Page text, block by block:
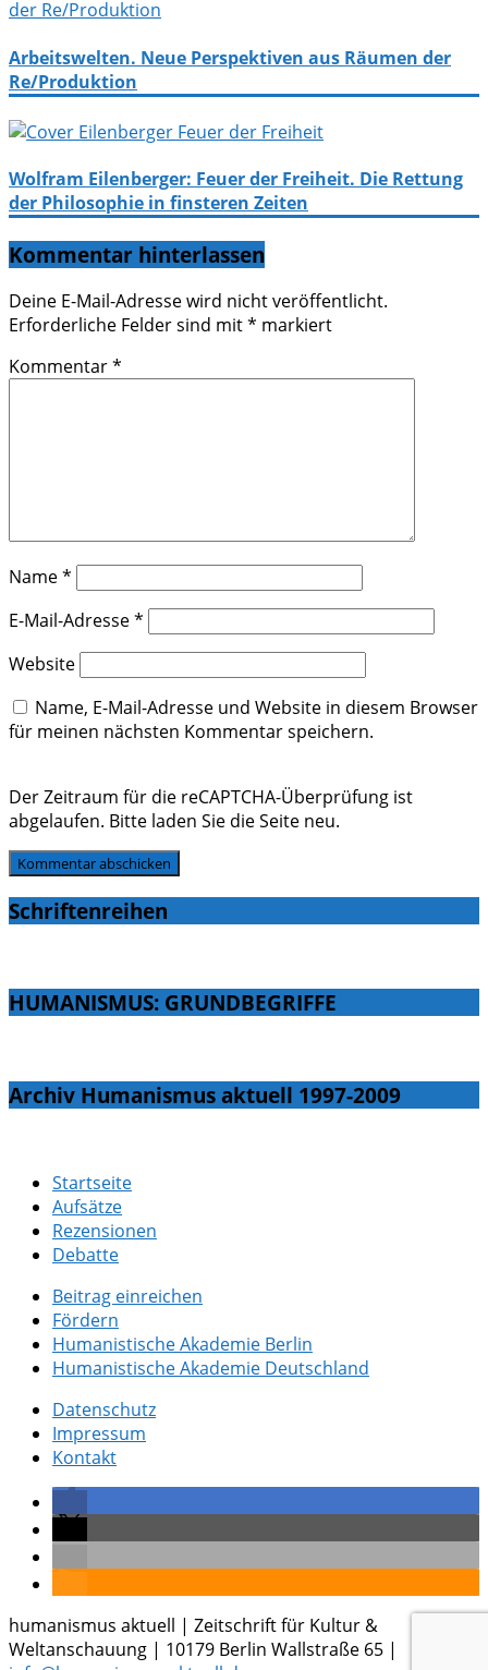
Arbeitswelten. Neue Perspektiven aus Räumen der
Re/Produktion
Wolfram Eilenberger: Feuer der Freiheit. Die Rettung
der Philosophie in finsteren Zeiten
Kommentar hinterlassen
Deine E-Mail-Adresse wird nicht veröffentlicht.
Erforderliche Felder sind mit* markiert
Kommentar*
Name*
E-Mail-Adresse*
Website
Name, E-Mail-Adresse und Website in diesem Browser
für meinen nächsten Kommentar speichern.
Der Zeitraum für die reCAPTCHA-Überprüfung ist
abgelaufen. Bitte laden Sie die Seite neu.
Schriftenreihen
HUMANISMUS: GRUNDBEGRIFFE
Archiv Humanismus aktuell 1997-2009
Startseite
Aufsätze
Rezensionen
Debatte
Beitrag einreichen
Fördern
Humanistische Akademie Berlin
Humanistische Akademie Deutschland
Datenschutz
Impressum
Kontakt
humanismus aktuell | Zeitschrift für Kultur &
Weltanschauung | 10179 Berlin Wallstraße 65 |